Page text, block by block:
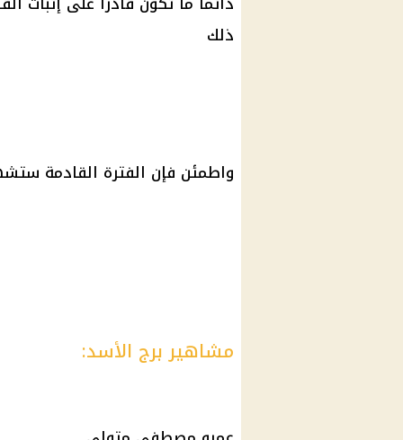
ذلك
واطمئن فإن الفترة القادمة
مشاهير برج الأسد: